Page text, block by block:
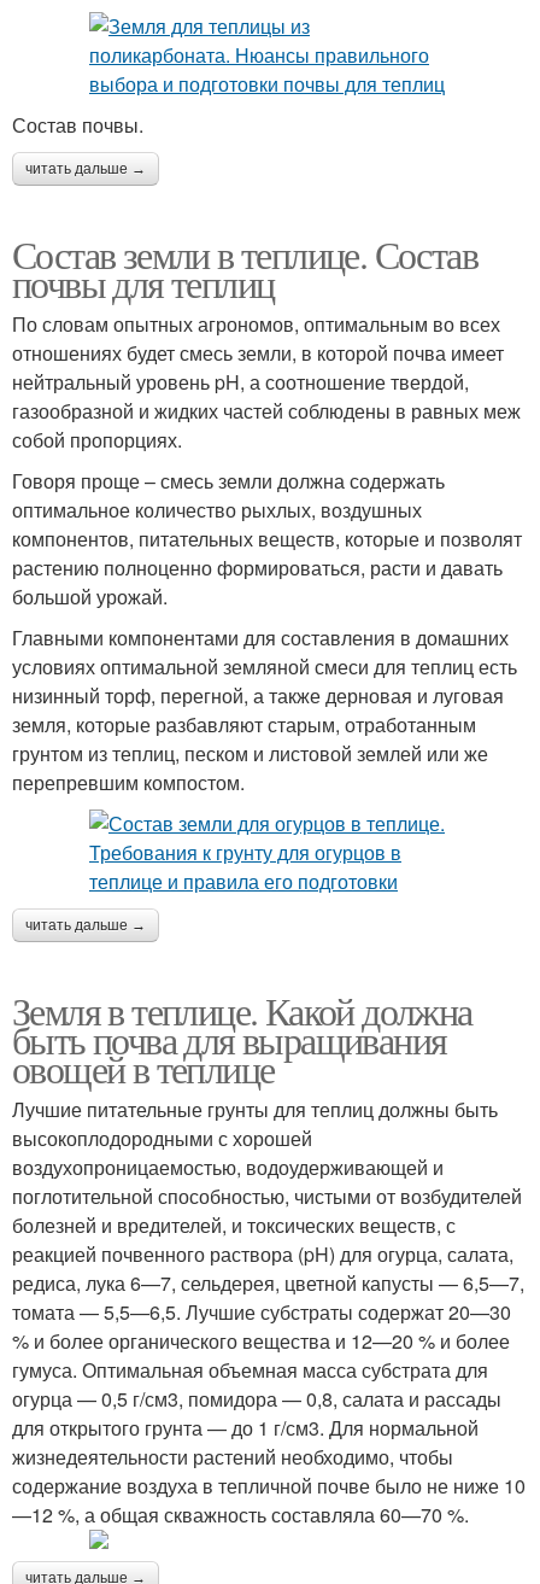
Состав почвы.
читать дальше →
Состав земли в теплице. Состав
почвы для теплиц
По словам опытных агрономов, оптимальным во всех
отношениях будет смесь земли, в которой почва имеет
нейтральный уровень pH, а соотношение твердой,
газообразной и жидких частей соблюдены в равных меж
собой пропорциях.
Говоря проще – смесь земли должна содержать
оптимальное количество рыхлых, воздушных
компонентов, питательных веществ, которые и позволят
растению полноценно формироваться, расти и давать
большой урожай.
Главными компонентами для составления в домашних
условиях оптимальной земляной смеси для теплиц есть
низинный торф, перегной, а также дерновая и луговая
земля, которые разбавляют старым, отработанным
грунтом из теплиц, песком и листовой землей или же
перепревшим компостом.
читать дальше →
Земля в теплице. Какой должна
быть почва для выращивания
овощей в теплице
Лучшие питательные грунты для теплиц должны быть
высокоплодородными с хорошей
воздухопроницаемостью, водоудерживающей и
поглотительной способностью, чистыми от возбудителей
болезней и вредителей, и токсических веществ, с
реакцией почвенного раствора (pH) для огурца, салата,
редиса, лука 6—7, сельдерея, цветной капусты — 6,5—7,
томата — 5,5—6,5. Лучшие субстраты содержат 20—30
% и более органического вещества и 12—20 % и более
гумуса. Оптимальная объемная масса субстрата для
огурца — 0,5 г/см3, помидора — 0,8, салата и рассады
для открытого грунта — до 1 г/см3. Для нормальной
жизнедеятельности растений необходимо, чтобы
содержание воздуха в тепличной почве было не ниже 10
—12 %, а общая скважность составляла 60—70 %.
читать дальше →